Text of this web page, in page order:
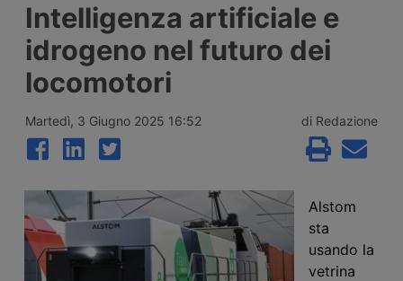
l’allungamento dei tempi per i cantieri e la
successiva apertura all’esercizio del
potenziamento dei raccordi con la galleria
di base del Brennero. Ora si parla del
completamento nel 2043.
Intelligenza artificiale e
idrogeno nel futuro dei
locomotori
Martedì, 3 Giugno 2025 16:52 di Redazione
Alstom
sta
usando la
vetrina